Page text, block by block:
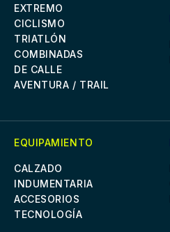
EXTREMO
CICLISMO
TRIATLÓN
COMBINADAS
DE CALLE
AVENTURA / TRAIL
EQUIPAMIENTO
CALZADO
INDUMENTARIA
ACCESORIOS
TECNOLOGÍA